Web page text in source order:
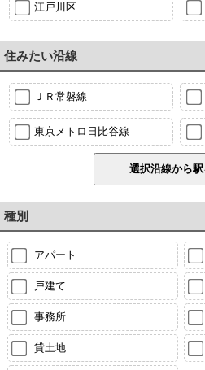
江戸川区
住みたい沿線
ＪＲ常磐線
東京メトロ日比谷線
種別
アパート
戸建て
事務所
貸土地